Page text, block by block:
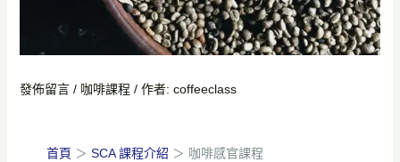
發佈留言 / 咖啡課程 / 作者: coffeeclass
首頁 ＞ SCA 課程介紹 ＞ 咖啡感官課程